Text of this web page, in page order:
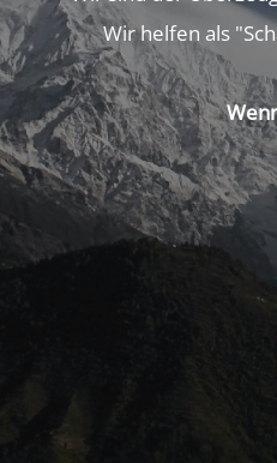
Wir helfen als